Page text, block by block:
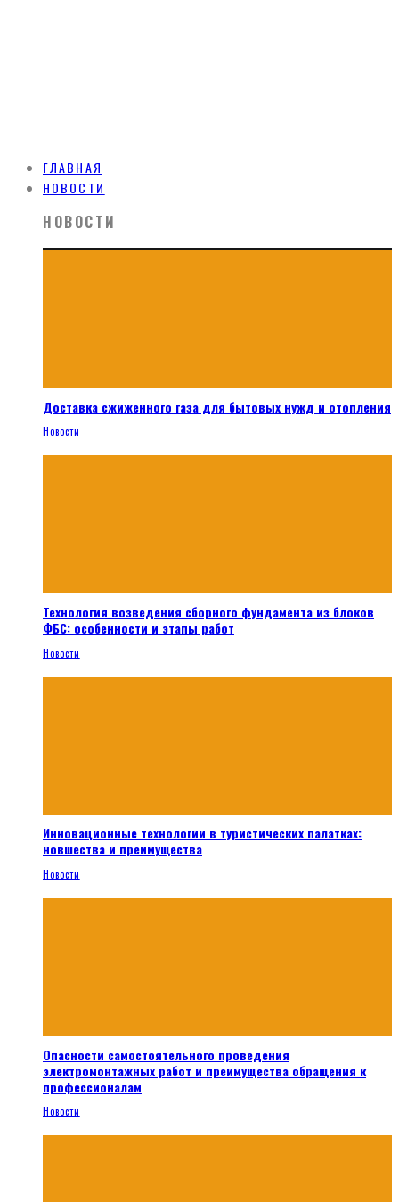
ГЛАВНАЯ
НОВОСТИ
НОВОСТИ
Доставка сжиженного газа для бытовых нужд и отопления
Новости
Технология возведения сборного фундамента из блоков
ФБС: особенности и этапы работ
Новости
Инновационные технологии в туристических палатках:
новшества и преимущества
Новости
Опасности самостоятельного проведения
электромонтажных работ и преимущества обращения к
профессионалам
Новости